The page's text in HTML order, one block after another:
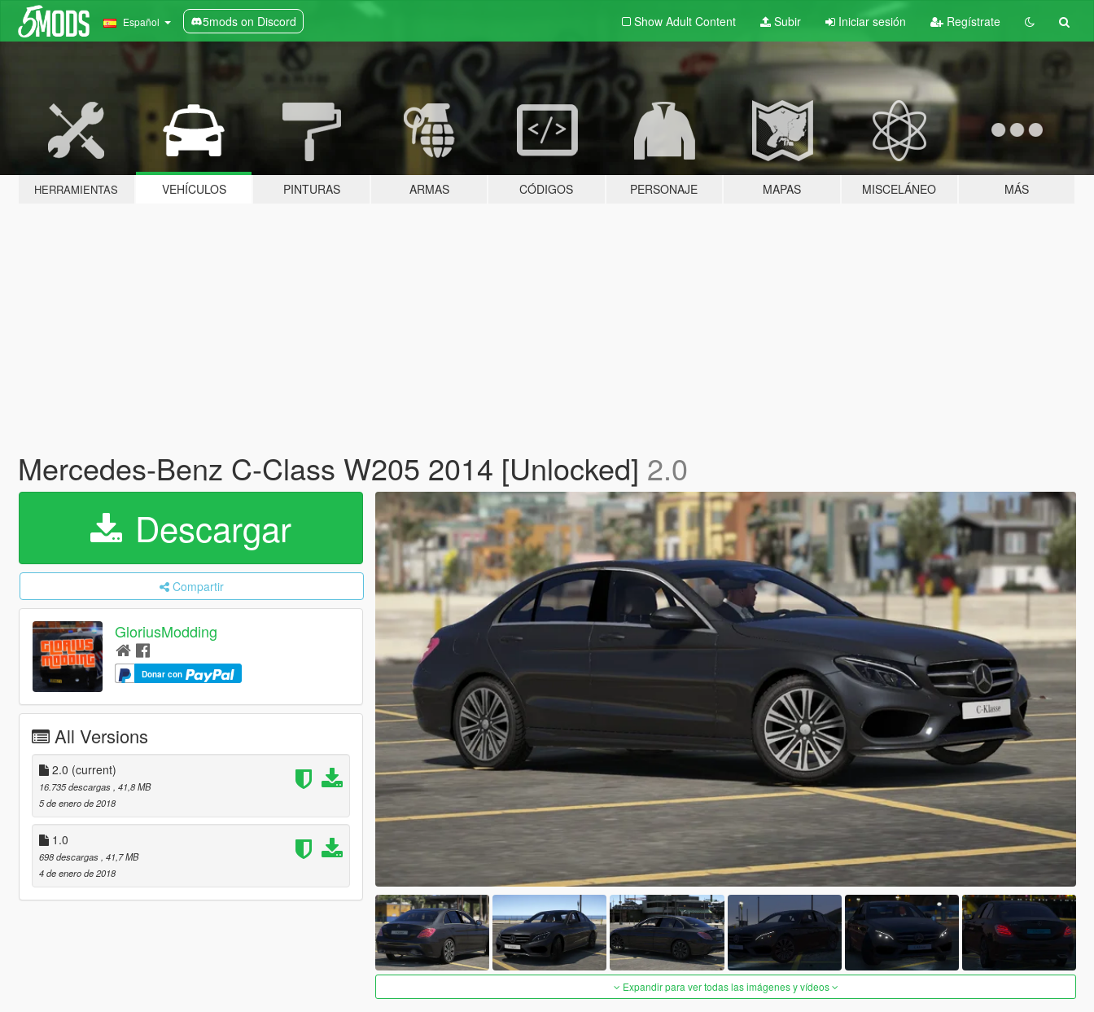
Español 5mods on Discord Show Adult Content Subir Iniciar sesión Regístrate
HERRAMIENTAS VEHÍCULOS PINTURAS ARMAS CÓDIGOS PERSONAJE MAPAS MISCELÁNEO MÁS
Mercedes-Benz C-Class W205 2014 [Unlocked] 2.0
Descargar
Compartir
GloriusModding
Donar con
All Versions
2.0 (current)
16.735 descargas , 41,8 MB
5 de enero de 2018
1.0
698 descargas , 41,7 MB
4 de enero de 2018
Expandir para ver todas las imágenes y vídeos